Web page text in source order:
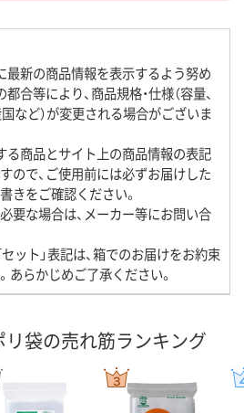
最新の商品情報を表示するよう努め
合等により、商品規格・仕様（容量、
など）が変更される場合がございま
る商品とサイト上の商品情報の表記
ので、ご使用前には必ずお届けした
きをご確認ください。
要な場合は、メーカー等にお問い合
ット」表記は、箱でのお届けをお約束
あらかじめご了承ください。
袋の売れ筋ランキング